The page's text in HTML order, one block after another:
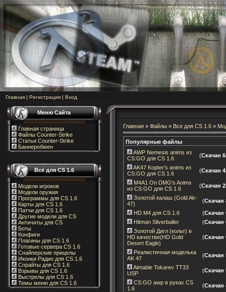
Главная | Регистрация | Вход
Меню Сайта
Главная страница
Файлы Counter-Strike
Статьи Counter-Strike
Баннеробмен
Всё для CS 1.6
Модели игроков
Модели оружия
Программы для CS 1.6
Карты для CS 1.6
Патчи для CS 1.6
Другие модели для CS
Античиты для CS
Боты
Конфиги
Плагины для CS 1.6
Готовые сервера CS 1.6
Снайперские прицелы
Иконки Радио для CS 1.6
Спрайты для CS 1.6
Взрывы для CS 1.6
Выстрелы для CS 1.6
Темы меню для CS 1.6
Главная » Файлы » Все для CS 1.6 »
Популярные файлы
AWP Nemesis anims из
CS:GO для CS 1.6
(Скачан
AK47 Kopter's anims из
CS:GO для CS 1.6
(Скачан
M4A1 On DMG's Anims
из CS:GO для CS 1.6
(Скачан
Золотой калаш (Gold Ak-
47)
(Скачан
HD M4 для CS 1.6
(Скачан
Hitman Silverballer
(Скачан
Золотой Дигл (кольт) в
HD качестве(HD Gold
Desert Eagle)
(Скачан
Реалистичная моделька
AK 47
(Скачан
Aimable Tokarev TT33
USP
(Скачан
CS:GO awp в руках CS
1.6
(Скачан